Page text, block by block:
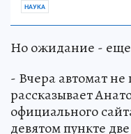
НАУКА
Но ожидание - еще
- Вчера автомат
рассказывает
официального
девятом пункте